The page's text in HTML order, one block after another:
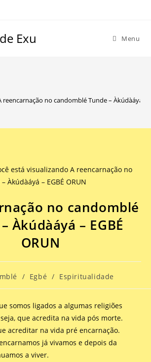
Exu Menu
reencarnação no candomblé Tunde – Àkúdàáyá –
no candomblé
Àkúdàáyá – EGBÉ
ORUN
/ Egbé / Espiritualidade
somos ligados a algumas religiões
que acredita na vida pós morte.
acreditar na vida pré encarnação.
já vivamos e depois da
a viver.